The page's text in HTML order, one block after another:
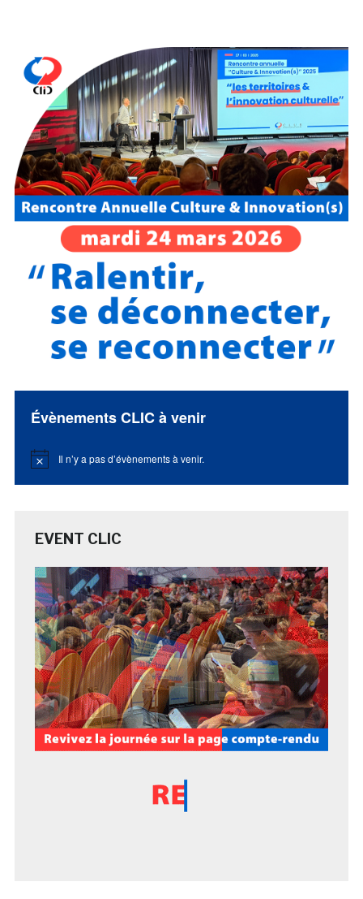
Évènements CLIC à venir
Notice Il n’y a pas d’évènements à venir.
EVENT CLIC